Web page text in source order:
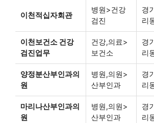
이천적십자회관
병원>건강
검진
경
리
이천보건소 건강
검진업무
건강,의료>
보건소
경
리
양정분산부인과의
원
병원,의원>
산부인과
경
리
마리나산부인과의
원
병원,의원>
산부인과
경
리